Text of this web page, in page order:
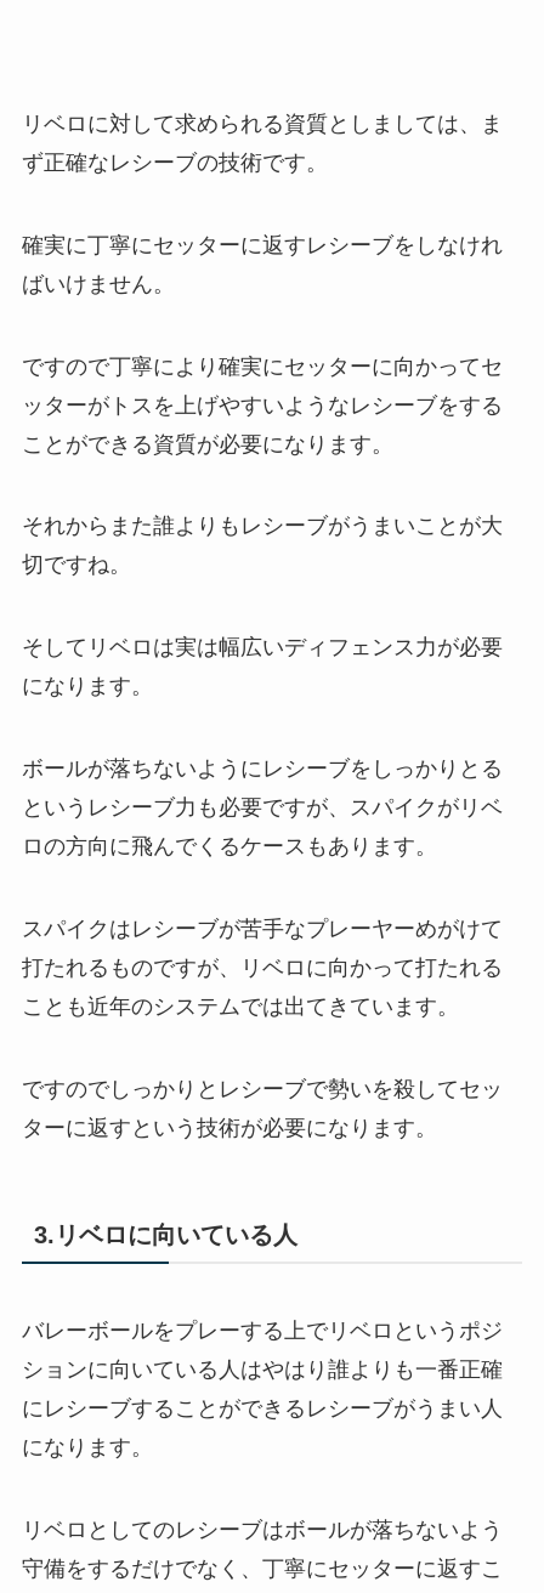
リベロに対して求められる資質としましては、ま
ず正確なレシーブの技術です。
確実に丁寧にセッターに返すレシーブをしなけれ
ばいけません。
ですので丁寧により確実にセッターに向かってセ
ッターがトスを上げやすいようなレシーブをする
ことができる資質が必要になります。
それからまた誰よりもレシーブがうまいことが大
切ですね。
そしてリベロは実は幅広いディフェンス力が必要
になります。
ボールが落ちないようにレシーブをしっかりとる
というレシーブ力も必要ですが、スパイクがリベ
ロの方向に飛んでくるケースもあります。
スパイクはレシーブが苦手なプレーヤーめがけて
打たれるものですが、リベロに向かって打たれる
ことも近年のシステムでは出てきています。
ですのでしっかりとレシーブで勢いを殺してセッ
ターに返すという技術が必要になります。
3.リベロに向いている人
バレーボールをプレーする上でリベロというポジ
ションに向いている人はやはり誰よりも一番正確
にレシーブすることができるレシーブがうまい人
になります。
リベロとしてのレシーブはボールが落ちないよう
守備をするだけでなく、丁寧にセッターに返すこ